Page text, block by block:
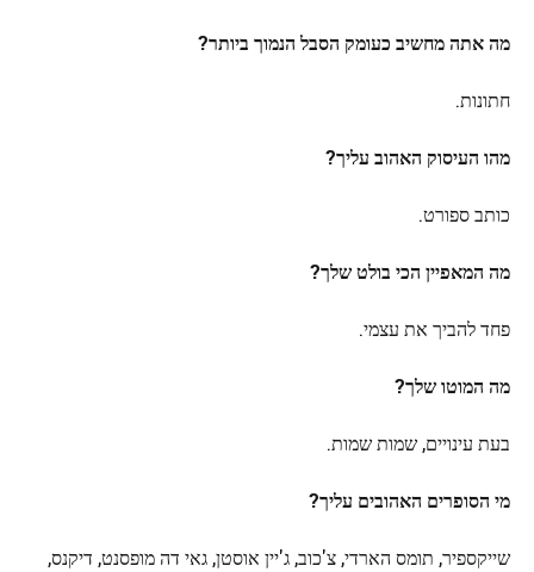
מה אתה מחשיב כעומק הסבל הנמוך ביותר?
חתונות.
מהו העיסוק האהוב עליך?
כותב ספורט.
מה המאפיין הכי בולט שלך?
פחד להביך את עצמי.
מה המוטו שלך?
בעת עינויים, שמות שמות.
מי הסופרים האהובים עליך?
שייקספיר, תומס הארדי, צ'כוב, ג'יין אוסטן, גאי דה מופסנט, דיקנס,